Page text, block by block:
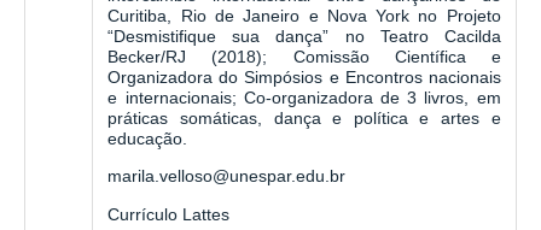
Curitiba, Rio de Janeiro e Nova York no Projeto
“Desmistifique sua dança” no Teatro Cacilda
Becker/RJ (2018); Comissão Científica e
Organizadora do Simpósios e Encontros nacionais
e internacionais; Co-organizadora de 3 livros, em
práticas somáticas, dança e política e artes e
educação.
marila.velloso@unespar.edu.br
Currículo Lattes